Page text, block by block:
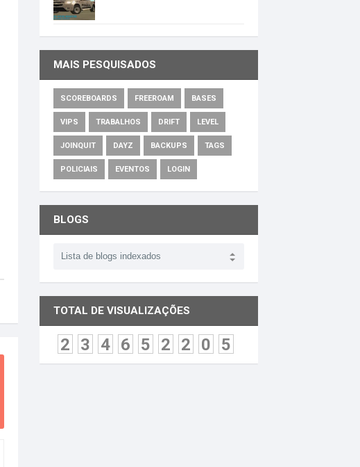
MAIS PESQUISADOS
SCOREBOARDS FREEROAM BASES
VIPS TRABALHOS DRIFT LEVEL
JOINQUIT DAYZ BACKUPS TAGS
POLICIAIS EVENTOS LOGIN
BLOGS
TOTAL DE VISUALIZAÇÕES
2 3 4 6 5 2 2 0 5